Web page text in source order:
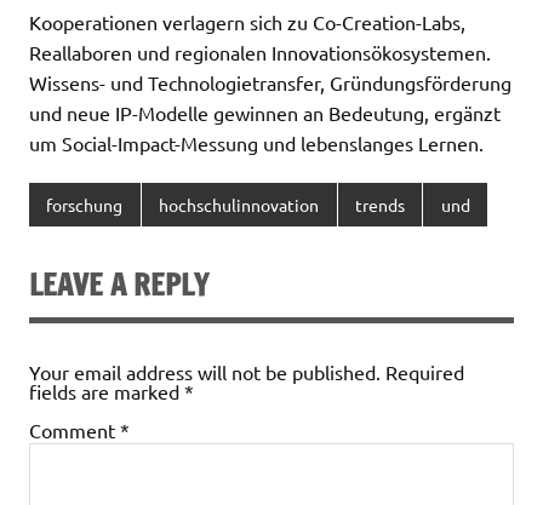
Kooperationen verlagern sich zu Co-Creation-Labs,
Reallaboren und regionalen Innovationsökosystemen.
Wissens- und Technologietransfer, Gründungsförderung
und neue IP-Modelle gewinnen an Bedeutung, ergänzt
um Social-Impact-Messung und lebenslanges Lernen.
forschung hochschulinnovation trends und
LEAVE A REPLY
Your email address will not be published. Required
fields are marked *
Comment *